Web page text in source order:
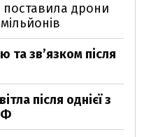
дрони
та звʼязком після
після однієї з